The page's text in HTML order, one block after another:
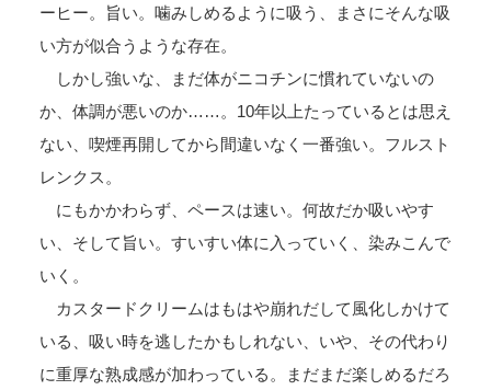
ーヒー。旨い。噛みしめるように吸う、まさにそんな吸
い方が似合うような存在。
しかし強いな、まだ体がニコチンに慣れていないの
か、体調が悪いのか……。10年以上たっているとは思え
ない、喫煙再開してから間違いなく一番強い。フルスト
レンクス。
にもかかわらず、ペースは速い。何故だか吸いやす
い、そして旨い。すいすい体に入っていく、染みこんで
いく。
カスタードクリームはもはや崩れだして風化しかけて
いる、吸い時を逃したかもしれない、いや、その代わり
に重厚な熟成感が加わっている。まだまだ楽しめるだろ